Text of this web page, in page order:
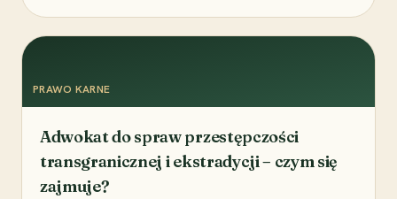
PRAWO KARNE
Adwokat do spraw przestępczości
transgranicznej i ekstradycji – czym się
zajmuje?